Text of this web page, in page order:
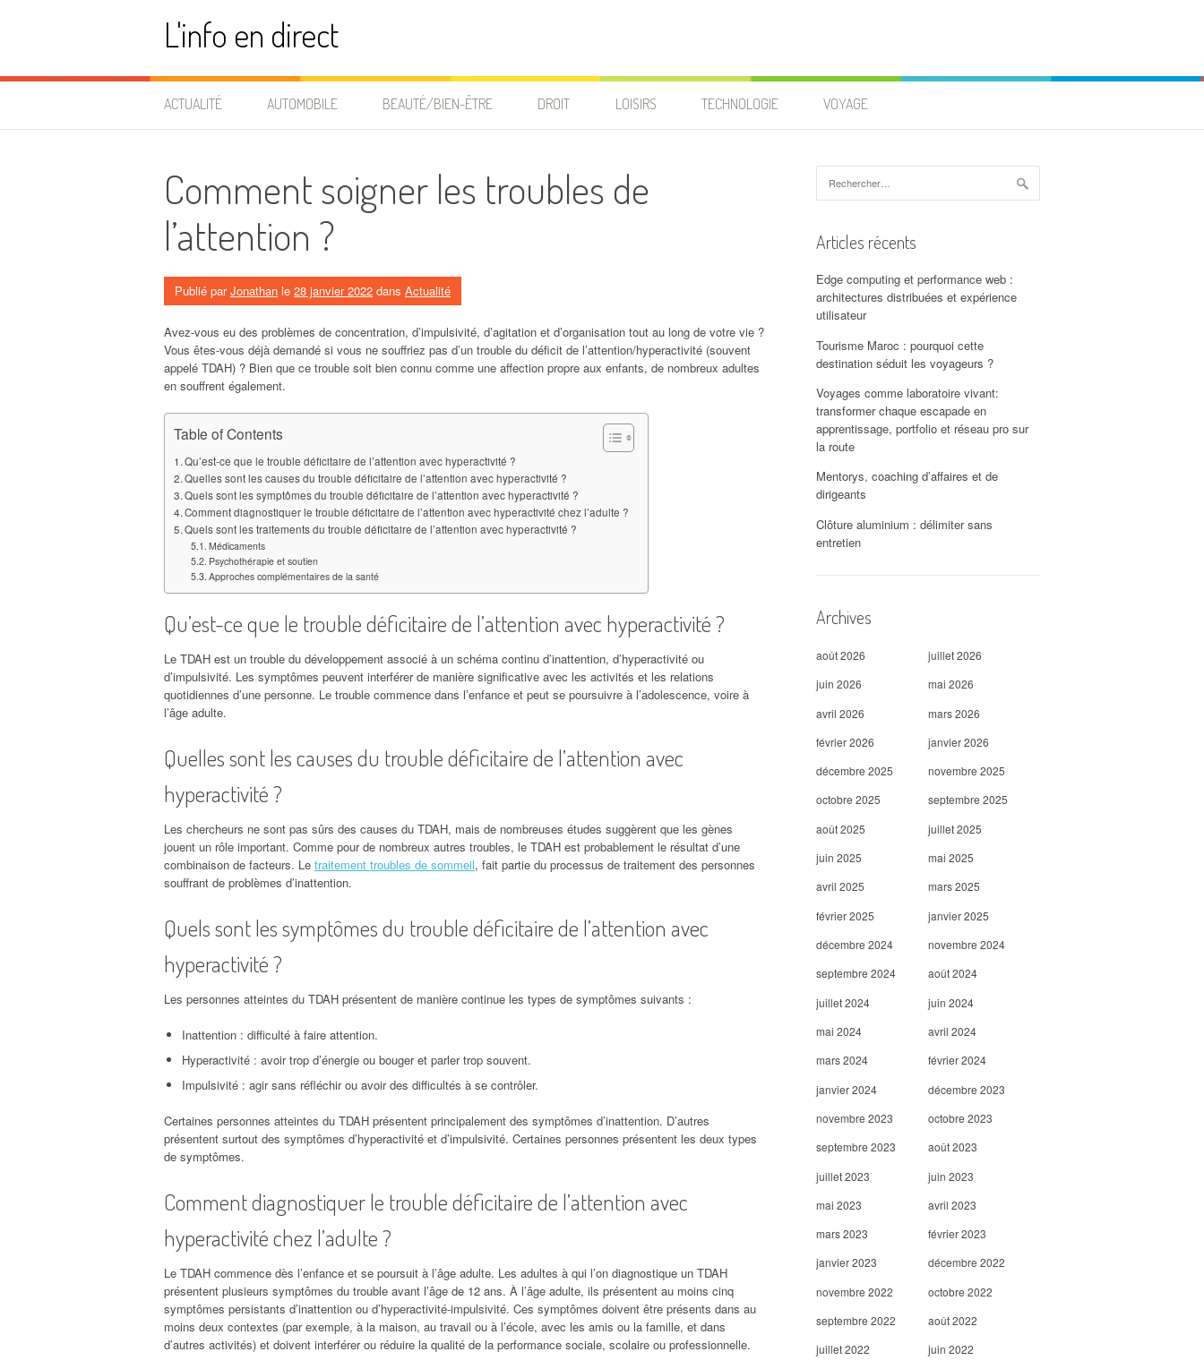
L'info en direct
ACTUALITÉ AUTOMOBILE BEAUTÉ/BIEN-ÊTRE DROIT LOISIRS TECHNOLOGIE VOYAGE
Comment soigner les troubles de
l’attention ?
Publié parJonathan le 28 janvier 2022 dans Actualité
Avez-vous eu des problèmes de concentration, d’impulsivité, d’agitation et d’organisation tout au long de votre vie ?
Vous êtes-vous déjà demandé si vous ne souffriez pas d’un trouble du déficit de l’attention/hyperactivité (souvent
appelé TDAH) ? Bien que ce trouble soit bien connu comme une affection propre aux enfants, de nombreux adultes
en souffrent également.
Table of Contents
Qu’est-ce que le trouble déficitaire de l’attention avec hyperactivité ?
Quelles sont les causes du trouble déficitaire de l’attention avec hyperactivité ?
Quels sont les symptômes du trouble déficitaire de l’attention avec hyperactivité ?
Comment diagnostiquer le trouble déficitaire de l’attention avec hyperactivité chez l’adulte ?
Quels sont les traitements du trouble déficitaire de l’attention avec hyperactivité ?
Médicaments
Psychothérapie et soutien
Approches complémentaires de la santé
Qu’est-ce que le trouble déficitaire de l’attention avec hyperactivité ?
Le TDAH est un trouble du développement associé à un schéma continu d’inattention, d’hyperactivité ou
d’impulsivité. Les symptômes peuvent interférer de manière significative avec les activités et les relations
quotidiennes d’une personne. Le trouble commence dans l’enfance et peut se poursuivre à l’adolescence, voire à
l’âge adulte.
Quelles sont les causes du trouble déficitaire de l’attention avec
hyperactivité ?
Les chercheurs ne sont pas sûrs des causes du TDAH, mais de nombreuses études suggèrent que les gènes
jouent un rôle important. Comme pour de nombreux autres troubles, le TDAH est probablement le résultat d’une
combinaison de facteurs. Le traitement troubles de sommeil, fait partie du processus de traitement des personnes
souffrant de problèmes d’inattention.
Quels sont les symptômes du trouble déficitaire de l’attention avec
hyperactivité ?
Les personnes atteintes du TDAH présentent de manière continue les types de symptômes suivants :
Inattention : difficulté à faire attention.
Hyperactivité : avoir trop d’énergie ou bouger et parler trop souvent.
Impulsivité : agir sans réfléchir ou avoir des difficultés à se contrôler.
Certaines personnes atteintes du TDAH présentent principalement des symptômes d’inattention. D’autres
présentent surtout des symptômes d’hyperactivité et d’impulsivité. Certaines personnes présentent les deux types
de symptômes.
Comment diagnostiquer le trouble déficitaire de l’attention avec
hyperactivité chez l’adulte ?
Le TDAH commence dès l’enfance et se poursuit à l’âge adulte. Les adultes à qui l’on diagnostique un TDAH
présentent plusieurs symptômes du trouble avant l’âge de 12 ans. À l’âge adulte, ils présentent au moins cinq
symptômes persistants d’inattention ou d’hyperactivité-impulsivité. Ces symptômes doivent être présents dans au
moins deux contextes (par exemple, à la maison, au travail ou à l’école, avec les amis ou la famille, et dans
d’autres activités) et doivent interférer ou réduire la qualité de la performance sociale, scolaire ou professionnelle.
Articles récents
Edge computing et performance web :
architectures distribuées et expérience
utilisateur
Tourisme Maroc : pourquoi cette
destination séduit les voyageurs ?
Voyages comme laboratoire vivant:
transformer chaque escapade en
apprentissage, portfolio et réseau pro sur
la route
Mentorys, coaching d’affaires et de
dirigeants
Clôture aluminium : délimiter sans
entretien
Archives
août 2026
juillet 2026
juin 2026
mai 2026
avril 2026
mars 2026
février 2026
janvier 2026
décembre 2025
novembre 2025
octobre 2025
septembre 2025
août 2025
juillet 2025
juin 2025
mai 2025
avril 2025
mars 2025
février 2025
janvier 2025
décembre 2024
novembre 2024
septembre 2024
août 2024
juillet 2024
juin 2024
mai 2024
avril 2024
mars 2024
février 2024
janvier 2024
décembre 2023
novembre 2023
octobre 2023
septembre 2023
août 2023
juillet 2023
juin 2023
mai 2023
avril 2023
mars 2023
février 2023
janvier 2023
décembre 2022
novembre 2022
octobre 2022
septembre 2022
août 2022
juillet 2022
juin 2022